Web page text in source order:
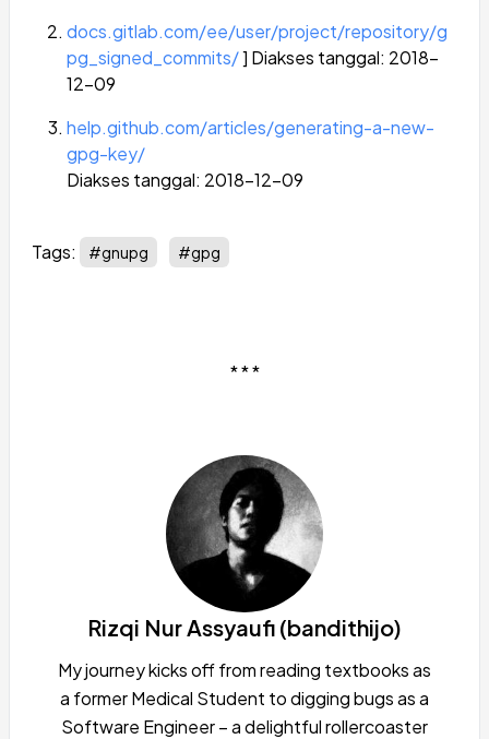
docs.gitlab.com/ee/user/project/repository/g
pg_signed_commits/] Diakses tanggal: 2018-
12-09
help.github.com/articles/generating-a-new-
gpg-key/
Diakses tanggal: 2018-12-09
Tags: #gnupg #gpg
* * *
Rizqi Nur Assyaufi (bandithijo)
My journey kicks off from reading textbooks as
a former Medical Student to digging bugs as a
Software Engineer – a delightful rollercoaster